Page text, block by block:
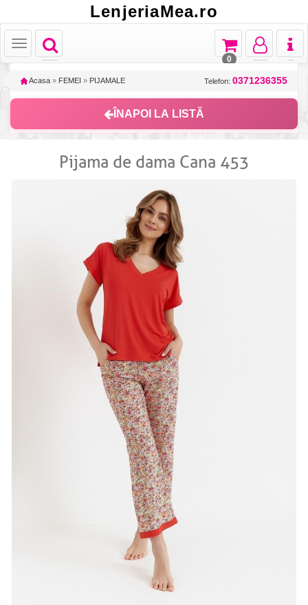
LenjeriaMea.ro
Toggle
navigation
Toggle
Toggle
navigation
Toggle
navigation
Toggle
navigation
0
Acasa » FEMEI » PIJAMALE Telefon: 0371236355
ÎNAPOI LA LISTĂ
Pijama de dama Cana 453